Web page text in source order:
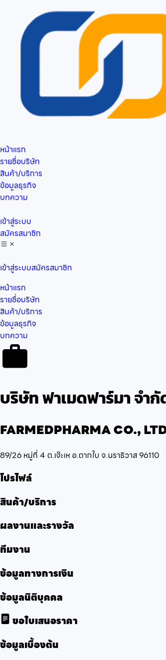
หน้าแรก
รายชื่อบริษัท
สินค้า/บริการ
ข้อมูลธุรกิจ
บทความ
เข้าสู่ระบบ
สมัครสมาชิก
เข้าสู่ระบบสมัครสมาชิก
หน้าแรก
รายชื่อบริษัท
สินค้า/บริการ
ข้อมูลธุรกิจ
บทความ
บริษัท ฟาเมดฟาร์มา จำกั
FARMEDPHARMA CO.,
89/26 หมู่ที่ 4 ต.เจ๊ะเห อ.ตากใบ จ.นราธิวาส 96110
โปรไฟล์
สินค้า/บริการ
ผลงานและรางวัล
ทีมงาน
ข้อมูลทางการเงิน
ข้อมูลนิติบุคคล
ขอใบเสนอราคา
ข้อมูลเบื้องต้น